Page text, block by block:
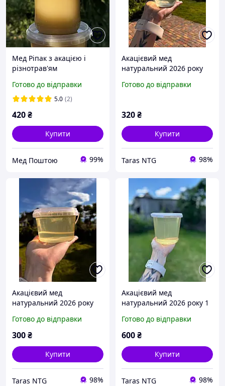
Мед Ріпак з акацією і
різнотрав'ям
пасіки 0,7 л (950 г) 2026 р
Готово до відправки
5.0 (2)
420₴
Купити
Мед Поштою 99%
Акацієвий мед
натуральний 2026 року
Готово до відправки
320₴
Купити
Taras NTG 98%
Акацієвий мед
натуральний 2026 року
Готово до відправки
300₴
Купити
Taras NTG 98%
Акацієвий мед
натуральний 2026 року 1
Готово до відправки
600₴
Купити
Taras NTG 98%